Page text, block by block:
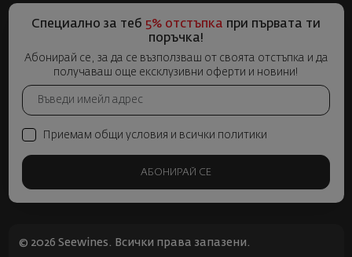
Специално за теб 5% отстъпка при първата ти
поръчка!
Абонирай се, за да се възползваш от своята отстъпка и да
получаваш още ексклузивни оферти и новини!
Приемам общи условия и всички политики
АБОНИРАЙ СЕ
© 2026 Seewines. Всички права запазени.